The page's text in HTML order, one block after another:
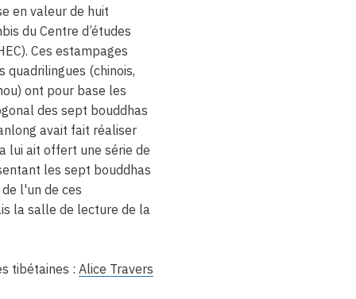
en valeur de huit
du Centre d’études
Ces estampages
quadrilingues (chinois,
ont pour base les
des sept bouddhas
avait fait réaliser
lui ait offert une série de
les sept bouddhas
l'un de ces
la salle de lecture de la
tibétaines : Alice Travers